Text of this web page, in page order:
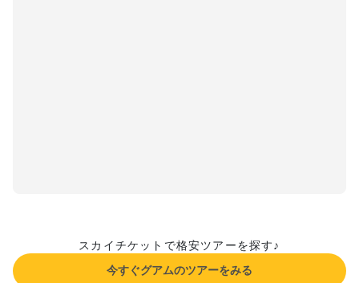
スカイチケットで格安ツアーを探す♪
今すぐグアムのツアーをみる